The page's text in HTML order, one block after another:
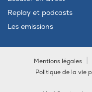
Replay et podcasts
Les emissions
Mentions légales
Politique de la vie